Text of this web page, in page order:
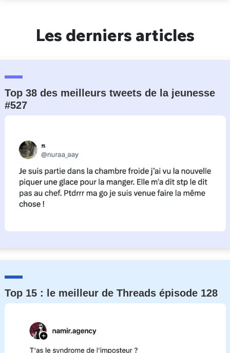
Les derniers articles
Top 38 des meilleurs tweets de la jeunesse
#527
Top 15 : le meilleur de Threads épisode 128